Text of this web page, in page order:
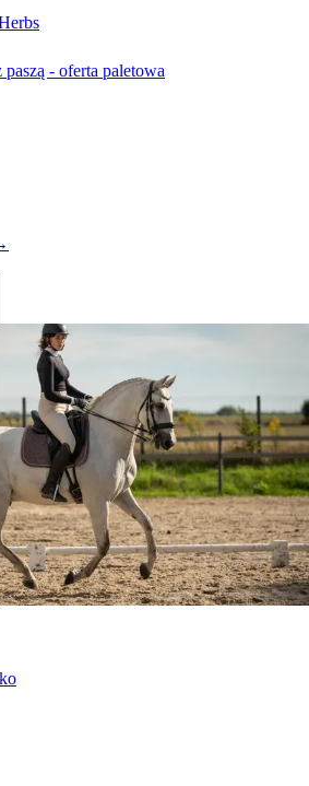
- oferta paletowa